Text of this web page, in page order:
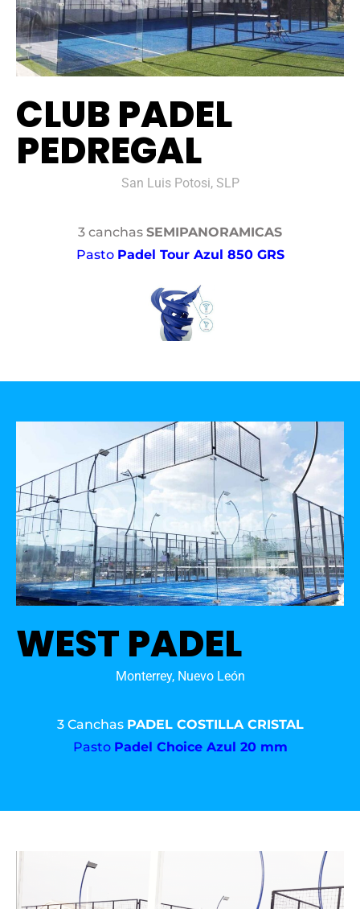
CLUB PADEL
PEDREGAL
San Luis Potosi, SLP
3 canchas SEMIPANORAMICAS
Pasto Padel Tour Azul 850 GRS
WEST PADEL
Monterrey, Nuevo León
3 Canchas PADEL COSTILLA CRISTAL
Pasto Padel Choice Azul 20 mm